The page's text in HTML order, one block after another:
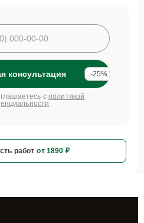
консультация -25%
с политикой
работ от 1890 ₽